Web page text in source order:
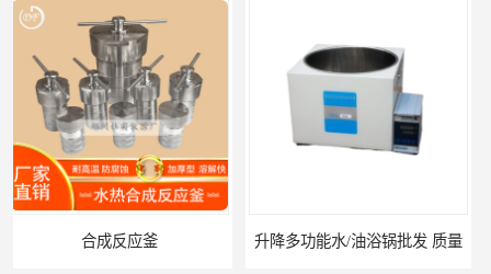
升降多功能水/油浴锅批发 质量 质量 CJF-20L 焦作不锈钢高压反应釜